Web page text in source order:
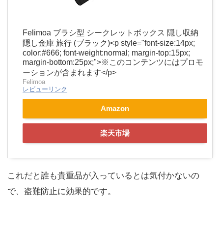
Felimoa ブラシ型 シークレットボックス 隠し収納
隠し金庫 旅行 (ブラック)<p style="font-size:14px;
color:#666; font-weight:normal; margin-top:15px;
margin-bottom:25px;">※このコンテンツにはプロモ
ーションが含まれます</p>
Felimoa
レビューリンク
Amazon
楽天市場
これだと誰も貴重品が入っているとは気付かないの
で、盗難防止に効果的です。